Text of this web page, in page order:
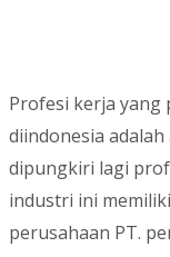
Profesi kerja
diindonesia
dipungkiri lagi
industri ini
perusahaan PT.